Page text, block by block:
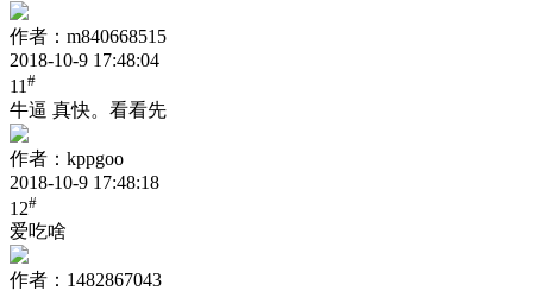
作者：m840668515
2018-10-9 17:48:04
11#
牛逼 真快。看看先
作者：kppgoo
2018-10-9 17:48:18
12#
爱吃啥
作者：1482867043